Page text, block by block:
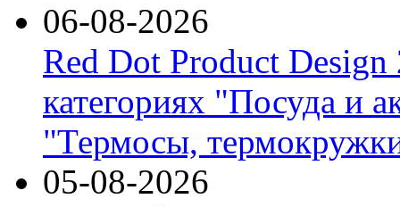
06-08-2026
Red Dot Product Design
категориях "Посуда и
"Термосы,
05-08-2026